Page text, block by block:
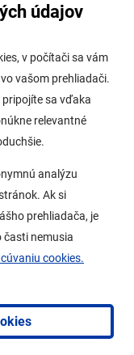
údajov
v počítači sa vám
vašom prehliadači.
sa vďaka
relevantné
analýzu
Ak si
prehliadača, je
časti nemusia
cookies.